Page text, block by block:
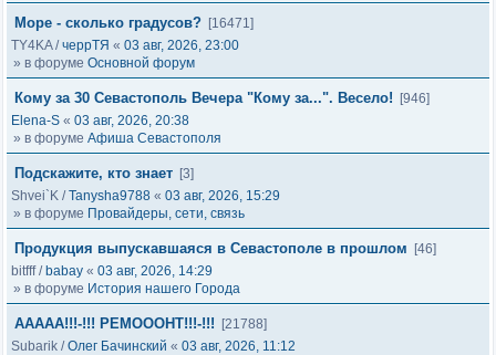
Море - сколько градусов? [16471]
TY4KA/черрТЯ « 03 авг, 2026, 23:00
» в форуме Основной форум
Кому за 30 Севастополь Вечера "Кому за...". Весело!
[946]
Elena-S « 03 авг, 2026, 20:38
» в форуме Афиша Севастополя
Подскажите, кто знает [3]
Shvei`K /Tanysha9788 « 03 авг, 2026, 15:29
» в форуме Провайдеры, сети, связь
Продукция выпускавшаяся в Севастополе в прошлом
[46]
bitfff/ babay « 03 авг, 2026, 14:29
» в форуме История нашего Города
ААААА!!!-!!! РЕМОООНТ!!!-!!!
[21788]
Subarik /Олег Бачинский « 03 авг, 2026, 11:12